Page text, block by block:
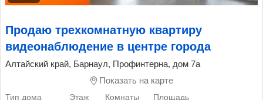
Продаю трехкомнатную квартиру
видеонаблюдение в центре города
Алтайский край, Барнаул, Профинтерна, дом 7а
Показать на карте